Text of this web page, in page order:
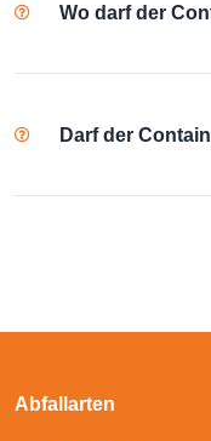
Wo darf der
Darf der
Abfallarten